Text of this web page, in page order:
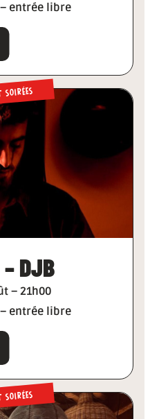
– entrée libre
PLUS
DJB
– 21h00
– entrée libre
PLUS